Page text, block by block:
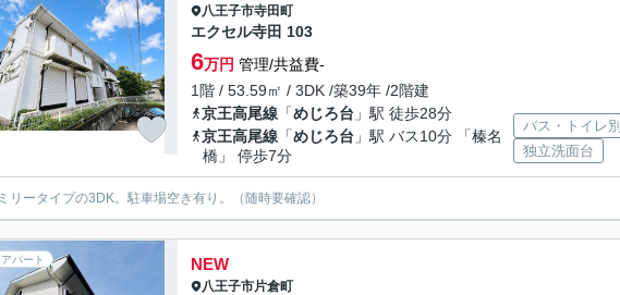
八王子市寺田町
エクセル寺田 103
6万円 管理/共益費-
1階 / 53.59㎡ / 3DK /築39年 /2階建
京王高尾線 「めじろ台 」駅 徒歩28分
京王高尾線 「めじろ台 」駅 バス10分 「榛名
橋」 停歩7分
バス・トイレ別
独立洗面台
リータイプの3DK。駐車場空き有り。（随時要確認）
アパート NEW
八王子市片倉町